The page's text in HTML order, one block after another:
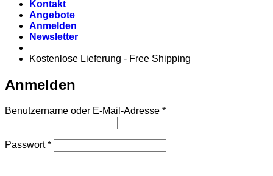
Kontakt
Angebote
Anmelden
Newsletter
Kostenlose Lieferung - Free Shipping
Anmelden
Benutzername oder E-Mail-Adresse *Erforderlich
Passwort*Erforderlich